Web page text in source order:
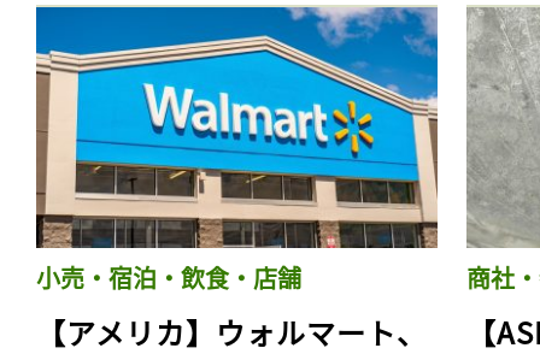
小売・宿泊・飲食・店舗
【アメリカ】ウォルマート、
商社
【